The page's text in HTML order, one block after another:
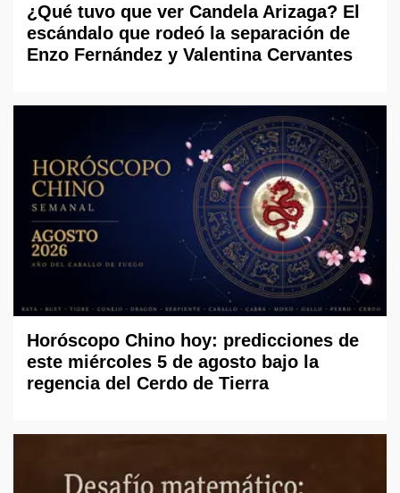
¿Qué tuvo que ver Candela Arizaga? El
escándalo que rodeó la separación de
Enzo Fernández y Valentina Cervantes
Horóscopo Chino hoy: predicciones de
este miércoles 5 de agosto bajo la
regencia del Cerdo de Tierra